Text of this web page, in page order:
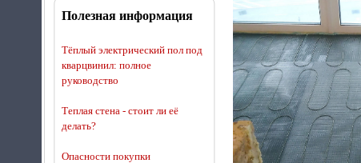
Полезная информация
Тёплый электрический пол под
кварцвинил: полное
руководство
Теплая стена - стоит ли её
делать?
Опасности покупки